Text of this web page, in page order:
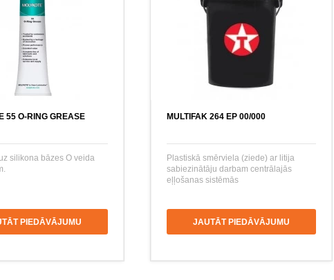
55 O-RING GREASE
silikona bāzes O veida
PIEDĀVĀJUMU
MULTIFAK 264 EP 00/000
Plastiskā smērviela (ziede) ar litija
sabiezinātāju darbam centrālajās
eļļošanas sistēmās
JAUTĀT PIEDĀVĀJUMU